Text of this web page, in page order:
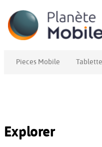
Pieces Mobile
Explorer